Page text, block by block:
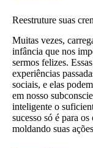
Reestruture suas
Muitas vezes,
infância que nos
sermos felizes.
experiências
sociais, e elas
em nosso
inteligente o
sucesso só é para os
moldando suas